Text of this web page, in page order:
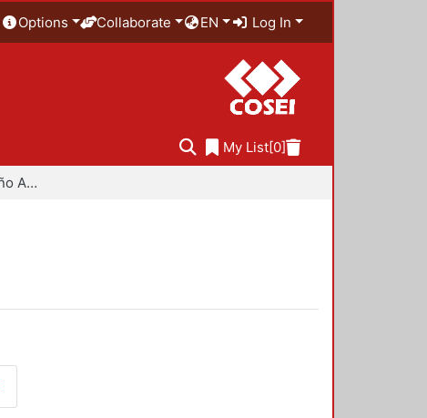
Options Collaborate EN Log In
My List[0]
Especialidad en Diseño Ambiental